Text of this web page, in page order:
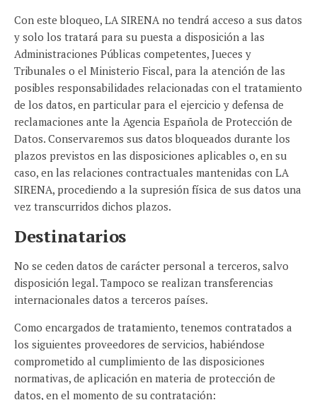
Con este bloqueo, LA SIRENA no tendrá acceso a sus datos
y solo los tratará para su puesta a disposición a las
Administraciones Públicas competentes, Jueces y
Tribunales o el Ministerio Fiscal, para la atención de las
posibles responsabilidades relacionadas con el tratamiento
de los datos, en particular para el ejercicio y defensa de
reclamaciones ante la Agencia Española de Protección de
Datos. Conservaremos sus datos bloqueados durante los
plazos previstos en las disposiciones aplicables o, en su
caso, en las relaciones contractuales mantenidas con LA
SIRENA, procediendo a la supresión física de sus datos una
vez transcurridos dichos plazos.
Destinatarios
No se ceden datos de carácter personal a terceros, salvo
disposición legal. Tampoco se realizan transferencias
internacionales datos a terceros países.
Como encargados de tratamiento, tenemos contratados a
los siguientes proveedores de servicios, habiéndose
comprometido al cumplimiento de las disposiciones
normativas, de aplicación en materia de protección de
datos, en el momento de su contratación: